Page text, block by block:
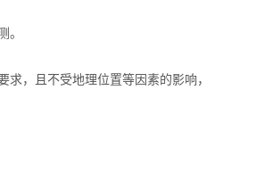
。
，且不受地理位置等因素的影响，